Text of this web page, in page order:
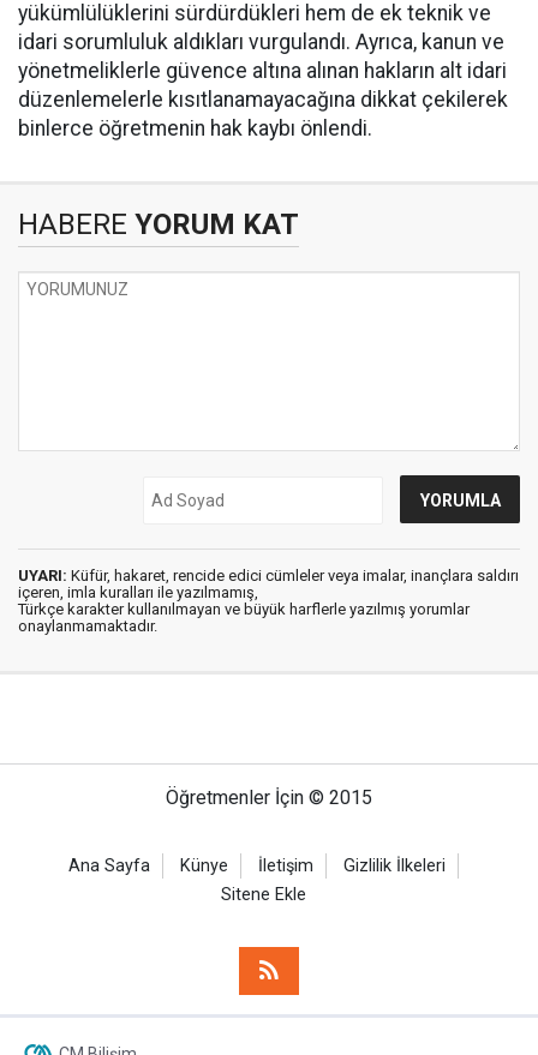
yükümlülüklerini sürdürdükleri hem de ek teknik ve
idari sorumluluk aldıkları vurgulandı. Ayrıca, kanun ve
yönetmeliklerle güvence altına alınan hakların alt idari
düzenlemelerle kısıtlanamayacağına dikkat çekilerek
binlerce öğretmenin hak kaybı önlendi.
HABERE YORUM KAT
UYARI: Küfür, hakaret, rencide edici cümleler veya imalar, inançlara saldırı
içeren, imla kuralları ile yazılmamış,
Türkçe karakter kullanılmayan ve büyük harflerle yazılmış yorumlar
onaylanmamaktadır.
Öğretmenler İçin © 2015
Ana Sayfa Künye İletişim
Gizlilik İlkeleri
Sitene Ekle